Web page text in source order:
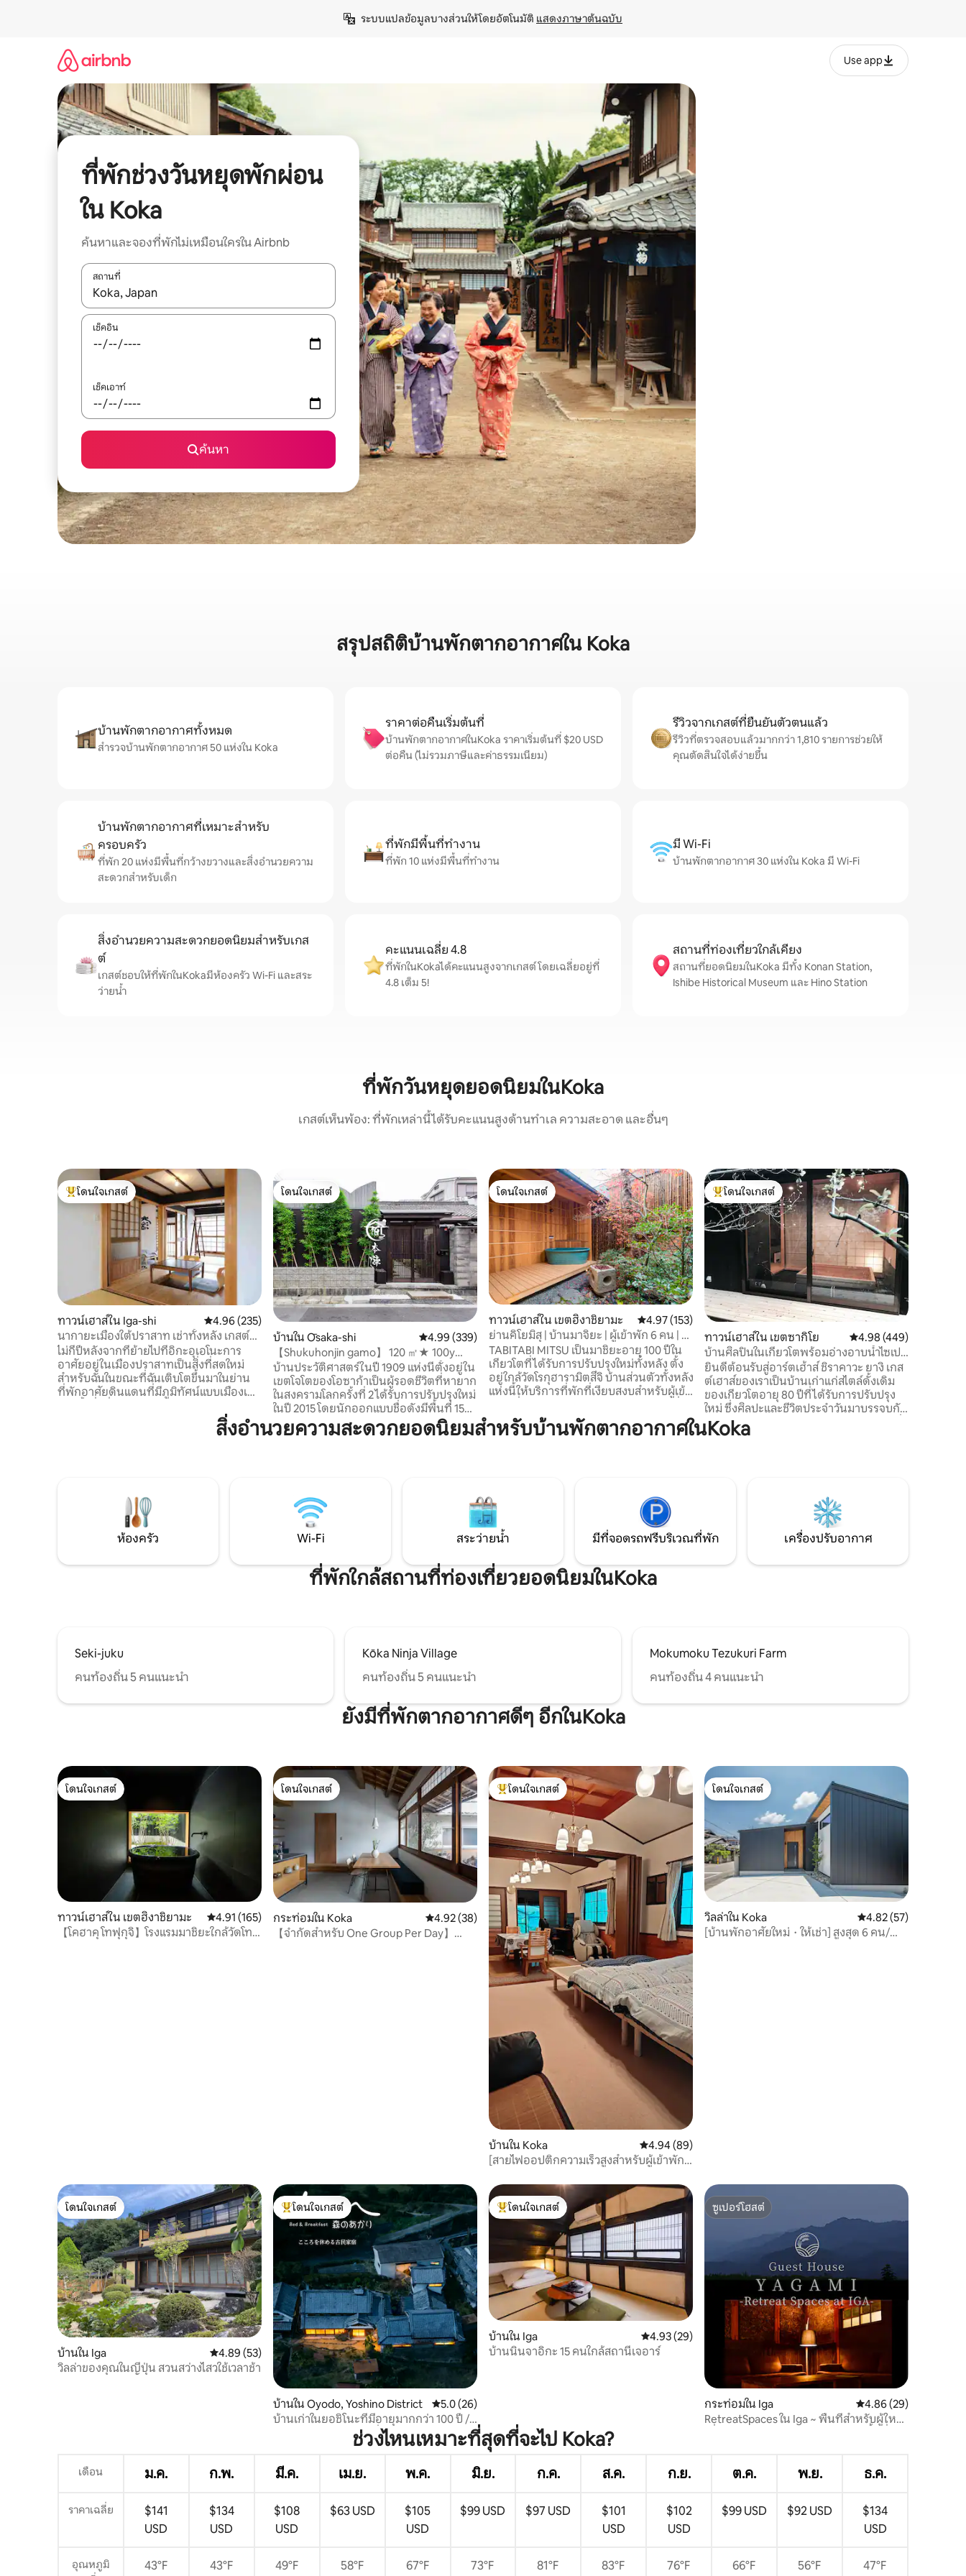
ระบบแปลข้อมูลบางส่วนให้โดยอัตโนมัติ แสดงภาษาต้นฉบับ
Use app
ที่พักช่วงวันหยุดพักผ่อน
ใน Koka
ค้นหาและจองที่พักไม่เหมือนใครใน Airbnb
สถานที่
ใช้ลูกศรขึ้นลง หรือใช้การสัมผัสหรือปัด เพื่อสำรวจผลการค้นหา
เช็คอิน
เช็คเอาท์
ค้นหา
สรุปสถิติบ้านพักตากอากาศใน Koka
บ้านพักตากอากาศทั้งหมด
สำรวจบ้านพักตากอากาศ 50 แห่งใน Koka
ราคาต่อคืนเริ่มต้นที่
บ้านพักตากอากาศในKoka ราคาเริ่มต้นที่ $20 USD
ต่อคืน (ไม่รวมภาษีและค่าธรรมเนียม)
รีวิวจากเกสต์ที่ยืนยันตัวตนแล้ว
รีวิวที่ตรวจสอบแล้วมากกว่า 1,810 รายการช่วยให้
คุณตัดสินใจได้ง่ายขึ้น
บ้านพักตากอากาศที่เหมาะสำหรับ
ครอบครัว
ที่พัก 20 แห่งมีพื้นที่กว้างขวางและสิ่งอำนวยความ
สะดวกสำหรับเด็ก
ที่พักมีพื้นที่ทำงาน
ที่พัก 10 แห่งมีพื้นที่ทำงาน
มี Wi-Fi
บ้านพักตากอากาศ 30 แห่งใน Koka มี Wi-Fi
สิ่งอำนวยความสะดวกยอดนิยมสำหรับเกส
ต์
เกสต์ชอบให้ที่พักในKokaมีห้องครัว Wi-Fi และสระ
ว่ายน้ำ
คะแนนเฉลี่ย 4.8
ที่พักในKokaได้คะแนนสูงจากเกสต์ โดยเฉลี่ยอยู่ที่
4.8 เต็ม 5!
สถานที่ท่องเที่ยวใกล้เคียง
สถานที่ยอดนิยมในKoka มีทั้ง Konan Station,
Ishibe Historical Museum และ Hino Station
ที่พักวันหยุดยอดนิยมในKoka
เกสต์เห็นพ้อง: ที่พักเหล่านี้ได้รับคะแนนสูงด้านทำเล ความสะอาด และอื่นๆ
โดนใจเกสต์ที่สุด
โดนใจเกสต์
ทาวน์เฮาส์ใน Iga-shi คะแนนเฉลี่ย 4.96 จาก 5, 235 รีวิว
4.96 (235)
นากายะเมืองใต้ปราสาท เช่าทั้งหลัง เกสต์
เฮาส์ DAIJI ส่วนลดสำหรับการเข้าพักติดต่อ
กัน
ไม่กี่ปีหลังจากที่ย้ายไปที่อิกะอุเอโนะการ
อาศัยอยู่ในเมืองปราสาทเป็นสิ่งที่สดใหม่
สำหรับฉันในขณะที่ฉันเติบโตขึ้นมาในย่าน
ที่พักอาศัยดินแดนที่มีภูมิทัศน์แบบเมืองเก่า
หนาวในฤดูหนาวแต่ข้าวผักและเนื้อสัตว์ก็
อร่อยเช่นกันแม้ว่าจะมีพื้นที่หลายแห่งที่ยัง
วัฒนธรรมที่น่าจดจำที่ไหนสักแห่งมันได้รับ
การปรับปรุงมาจากบรรพบุรุษและเปิดเป็น
ร้านขายซอสถั่วเหลืองที่เรียกว่าไดจิซึ่งเลิก
กิจการไปแล้วぜひ一度お越しください。
พักในบ้านไม้สไตล์ญี่ปุ่นดั้งเดิมที่ได้รับการ
ปรับปรุงใหม่อย่างสวยงามพร้อมพื้นไม้ทาทา
โดนใจเกสต์
โดนใจเกสต์
บ้านใน Ōsaka-shi คะแนนเฉลี่ย 4.99 จาก 5, 339 รีวิว
4.99 (339)
【Shukuhonjin gamo】 120 ㎡★ 100y
Machiya★ Delicate Yard
บ้านประวัติศาสตร์ในปี 1909 แห่งนี้ตั้งอยู่ใน
เขตโจโตของโอซาก้าเป็นผู้รอดชีวิตที่หายาก
ในสงครามโลกครั้งที่ 2 ได้รับการปรับปรุงใหม่
ในปี 2015 โดยนักออกแบบชื่อดังมีพื้นที่ 150
ตร.ม. ผสมผสานเสน่ห์ทางประวัติศาสตร์เข้า
กับความหรูหราทันสมัยในสถานที่พักผ่อน
แยกต่างหากอ่างล้างหน้าและอ่างอาบน้ำ
ขนาดใหญ่ช่วยให้มั่นใจได้ถึงความเป็นส่วน
ตัวและความสะอาดสำหรับกลุ่ม สัมผัส
วัฒนธรรมประวัติศาสตร์และความสะดวก
สบายในการเข้าพักในโอซาก้าที่สมบูรณ์แบบ
รอคุณอยู่
โดนใจเกสต์
โดนใจเกสต์
ทาวน์เฮาส์ใน เขตฮิงาชิยามะ คะแนนเฉลี่ย 4.97 จาก 5, 153 รีวิว
4.97 (153)
ย่านคิโยมิสุ | บ้านมาจิยะ | ผู้เข้าพัก 6 คน | กิ
ออน
TABITABI MITSU เป็นมาชิยะอายุ 100 ปีใน
เกียวโตที่ได้รับการปรับปรุงใหม่ทั้งหลัง ตั้ง
อยู่ใกล้วัดโรกุฮารามิตสึจิ บ้านส่วนตัวทั้งหลัง
แห่งนี้ให้บริการที่พักที่เงียบสงบสำหรับผู้เข้า
ความสำคัญทางประวัติศาสตร์ ซึ่งครั้งหนึ่ง
เคยใช้สำหรับรถรางของเกียวโต พื้นแสดง
และห้องนอนที่มีรายละเอียดการออกแบบ
อย่างประณีต
โดนใจเกสต์ที่สุด
โดนใจเกสต์
ทาวน์เฮาส์ใน เขตซากิโย คะแนนเฉลี่ย 4.98 จาก
4.98 (449)
บ้านศิลปินในเกียวโตพร้อมอ่างอาบน้ำไซเปร
สขนาดใหญ่
ยินดีต้อนรับสู่อาร์ตเฮ้าส์ ชิราคาวะ ยางิ เกส
ต์เฮาส์ของเราเป็นบ้านเก่าแก่สไตล์ดั้งเดิม
ของเกียวโตอายุ 80 ปีที่ได้รับการปรับปรุง
ใหม่ ซึ่งศิลปะและชีวิตประจำวันมาบรรจบกัน
เราได้ต้อนรับผู้เข้าพักกว่า 1,000 กลุ่มจากทั่ว
โลก เพลิดเพลินและผ่อนคลายในอ่างอาบน้ำ
ทั้งมีพื้นที่กว้างขวางสำหรับการเข้าพัก ผู้เข้า
สิ่งอำนวยความสะดวกยอดนิยมสำหรับบ้านพักตากอากาศในKoka
ห้องครัว Wi-Fi สระว่ายน้ำ มีที่จอดรถฟรีบริเวณที่พัก เครื่องปรับอากาศ
ที่พักใกล้สถานที่ท่องเที่ยวยอดนิยมในKoka
Seki-juku
คนท้องถิ่น 5 คนแนะนำ
Kōka Ninja Village
คนท้องถิ่น 5 คนแนะนำ
Mokumoku Tezukuri Farm
คนท้องถิ่น 4 คนแนะนำ
ยังมีที่พักตากอากาศดีๆ อีกในKoka
โดนใจเกสต์
โดนใจเกสต์
ทาวน์เฮาส์ใน เขตฮิงาชิยามะ คะแนนเฉลี่ย 4.91 จาก 5, 165 รีวิว
4.91 (165)
【โคฮาคุ โทฟุกุจิ】โรงแรมมาชิยะใกล้วัดโทฟุ
โดนใจเกสต์
โดนใจเกสต์
กระท่อมใน Koka คะแนนเฉลี่ย 4.92 จาก 5, 38 รีวิว
4.92 (38)
【จำกัดสำหรับ One Group Per Day】
โดนใจเกสต์ที่สุด
โดนใจเกสต์
บ้านใน Koka คะแนนเฉลี่ย 4.94 จาก 5, 89 รีวิว
4.94 (89)
[สายไฟออปติกความเร็วสูงสำหรับผู้เข้าพัก
ภูเขา Shigaraki/จำกัดเพียงกลุ่มเดียวต่อวัน
ในพื้นที่ชนบทที่แยกออกมา/ทำอาหารเอง
ได้
โดนใจเกสต์
โดนใจเกสต์
วิลล่าใน Koka คะแนนเฉลี่ย 4.82 จาก
4.82 (57)
[บ้านพักอาศัยใหม่・ให้เช่า] สูงสุด 6 คน/
โดนใจเกสต์
โดนใจเกสต์
บ้านใน Iga คะแนนเฉลี่ย 4.89 จาก 5, 53 รีวิว
4.89 (53)
วิลล่าของคุณในญี่ปุ่น สวนสว่างไสวใช้เวลาช้า
โดนใจเกสต์ที่สุด
โดนใจเกสต์
บ้านใน Oyodo, Yoshino District คะแนนเฉลี่ย 5.0 จาก 5, 26 รีวิว
5.0 (26)
บ้านเก่าในยอชิโนะที่มีอายุมากกว่า 100 ปี / มี
อาหารเช้าและอาหารค่ำ / จำกัดเพียงกลุ่ม
เดียวต่อวัน / ที่พักเงียบสงบที่รายล้อมไป
โดนใจเกสต์ที่สุด
โดนใจเกสต์
บ้านใน Iga คะแนนเฉลี่ย 4.93 จาก 5, 29 รีวิว
4.93 (29)
บ้านนินจาอิกะ 15 คนใกล้สถานีเจอาร์
ซูเปอร์โฮสต์
ซูเปอร์โฮสต์
กระท่อมใน Iga คะแนนเฉลี่ย 4.86 จาก
4.86 (29)
RetreatSpaces ใน Iga ~ พื้นที่สำหรับผู้ใหญ่
ช่วงไหนเหมาะที่สุดที่จะไป Koka?
เดือน ม.ค. ก.พ. มี.ค. เม.ย. พ.ค. มิ.ย. ก.ค. ส.ค. ก.ย. ต.ค. พ.ย. ธ.ค.
ราคาเฉลี่ย
$141
USD
$134
USD
$108
USD
$63 USD
$105
USD
$99 USD $97 USD
$101
USD
$102
USD
$99 USD $92 USD
$134
USD
อุณหภูมิ
43°F 43°F 49°F 58°F 67°F 73°F 81°F 83°F 76°F 66°F 56°F 47°F